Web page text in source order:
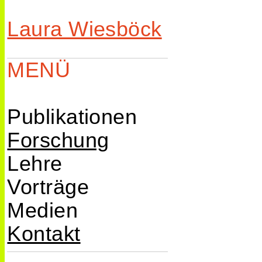
Laura Wiesböck
MENÜ
Publikationen
Bücher
Journal
Articles
Buchbeiträge
Reports
Forschung
Lehre
Lehr­
veranstaltungen
Gastvorträge
Vorträge
Politik &
Interessen­
vertretung
Medien
Kommentare
Interviews
Kontakt
Laura Wiesböck
2023